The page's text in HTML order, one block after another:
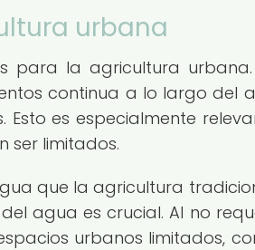
urbana
para la agricultura urbana.
continua a lo largo del
es especialmente
ser limitados.
que la agricultura
agua es crucial. Al no
urbanos limitados,